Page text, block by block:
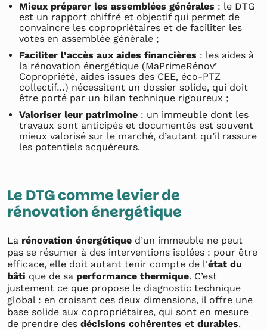
Mieux préparer les assemblées générales : le DTG
est un rapport chiffré et objectif qui permet de
convaincre les copropriétaires et de faciliter les
votes en assemblée générale ;
Faciliter l’accès aux aides financières : les aides à
la rénovation énergétique (MaPrimeRénov’
Copropriété, aides issues des CEE, éco-PTZ
collectif…) nécessitent un dossier solide, qui doit
être porté par un bilan technique rigoureux ;
Valoriser leur patrimoine : un immeuble dont les
travaux sont anticipés et documentés est souvent
mieux valorisé sur le marché, d’autant qu’il rassure
les potentiels acquéreurs.
Le DTG comme levier de
rénovation énergétique
La rénovation énergétique d’un immeuble ne peut
pas se résumer à des interventions isolées : pour être
efficace, elle doit autant tenir compte de l'état du
bâti que de sa performance thermique. C’est
justement ce que propose le diagnostic technique
global : en croisant ces deux dimensions, il offre une
base solide aux copropriétaires, qui sont en mesure
de prendre des décisions cohérentes et durables.